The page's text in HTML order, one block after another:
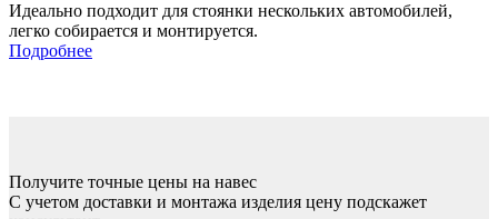
Идеально подходит для стоянки нескольких автомобилей,
легко собирается и монтируется.
Подробнее
Получите точные цены на навес
С учетом доставки и монтажа изделия цену подскажет